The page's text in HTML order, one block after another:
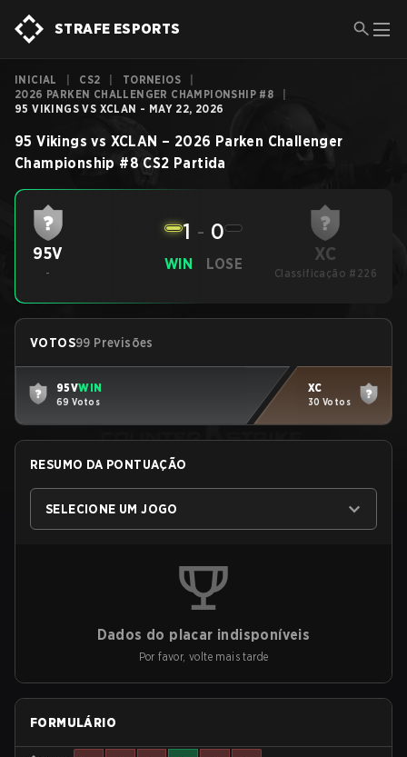
STRAFE ESPORTS
INICIAL CS2 TORNEIOS
2026 PARKEN CHALLENGER CHAMPIONSHIP #8
95 VIKINGS VS XCLAN - MAY 22, 2026
95 Vikings vs XCLAN – 2026 Parken Challenger
Championship #8 CS2 Partida
95V
-
WIN
1 - 0
LOSE XC
Classificação #226
VOTOS99 Previsões
95VWIN
69 Votos
XC
30 Votos
RESUMO DA PONTUAÇÃO
SELECIONE UM JOGO
Dados do placar indisponíveis
Por favor, volte mais tarde
FORMULÁRIO